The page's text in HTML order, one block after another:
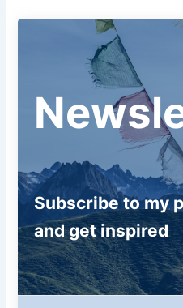
Subscribe to my
and get inspired